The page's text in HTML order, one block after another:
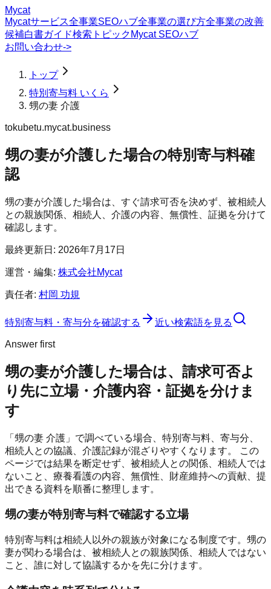
Mycat
Mycatサービス全事業SEOハブ全事業の選び方全事業の改善
候補白書ガイド検索トピック Mycat SEOハブ
お問い合わせ->
トップ
特別寄与料 いくら
甥の妻 介護
tokubetu.mycat.business
甥の妻が介護した場合の特別寄与料確
認
甥の妻が介護した場合は、すぐ請求可否を決めず、被相続人
との親族関係、相続人、介護の内容、無償性、証拠を分けて
確認します。
最終更新日: 2026年7月17日
運営・編集: 株式会社Mycat
責任者: 村岡 功規
特別寄与料・寄与分を確認する 近い検索語を見る
Answer first
甥の妻が介護した場合は、請求可否よ
り先に立場・介護内容・証拠を分けま
す
「甥の妻 介護」で調べている場合、特別寄与料、寄与分、
相続人との協議、介護記録が混ざりやすくなります。 この
ページでは結果を断定せず、被相続人との関係、相続人では
ないこと、療養看護の内容、無償性、財産維持への貢献、提
出できる資料を順番に整理します。
甥の妻が特別寄与料で確認する立場
特別寄与料は相続人以外の親族が対象になる制度です。甥の
妻が関わる場合は、被相続人との親族関係、相続人ではない
こと、誰に対して協議するかを先に分けます。